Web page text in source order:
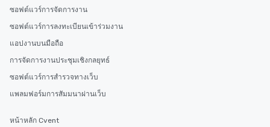
ซอฟต์แวร์การจัดการงาน
ซอฟต์แวร์การลงทะเบียนเข้าร่วมงาน
แอปงานบนมือถือ
การจัดการงานประชุมเชิงกลยุทธ์
ซอฟต์แวร์การสำรวจทางเว็บ
แพลมฟอร์มการสัมมนาผ่านเว็บ
หน้าหลัก Cvent